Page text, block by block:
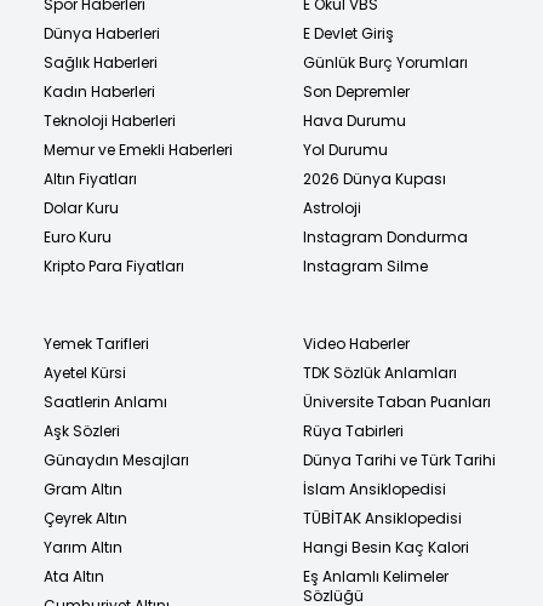
Spor Haberleri
Dünya Haberleri
Sağlık Haberleri
Kadın Haberleri
Teknoloji Haberleri
Memur ve Emekli Haberleri
Altın Fiyatları
Dolar Kuru
Euro Kuru
Kripto Para Fiyatları
E Okul VBS
E Devlet Giriş
Günlük Burç Yorumları
Son Depremler
Hava Durumu
Yol Durumu
2026 Dünya Kupası
Astroloji
Instagram Dondurma
Instagram Silme
Yemek Tarifleri
Ayetel Kürsi
Saatlerin Anlamı
Aşk Sözleri
Günaydın Mesajları
Gram Altın
Çeyrek Altın
Yarım Altın
Ata Altın
Video Haberler
TDK Sözlük Anlamları
Üniversite Taban Puanları
Rüya Tabirleri
Dünya Tarihi ve Türk Tarihi
İslam Ansiklopedisi
TÜBİTAK Ansiklopedisi
Hangi Besin Kaç Kalori
Eş Anlamlı Kelimeler
Sözlüğü